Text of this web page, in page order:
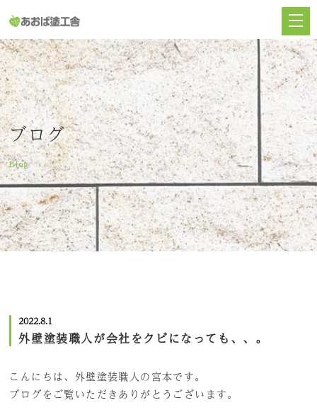
ブログ
Blog
2022.8.1
外壁塗装職人が会社をクビになっても、、。
こんにちは、外壁塗装職人の宮本です。
ブログをご覧いただきありがとうございます。